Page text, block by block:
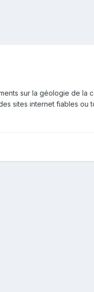
sur la géologie de la
sites internet fiables ou